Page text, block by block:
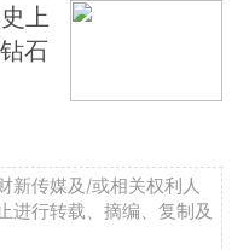
上
石
新传媒及/或相关权利人
进行转载、摘编、复制及